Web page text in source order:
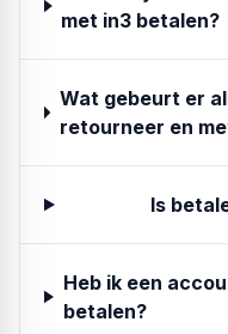
met in3 betalen?
Wat gebeurt er
retourneer en
Is
Heb ik een
betalen?